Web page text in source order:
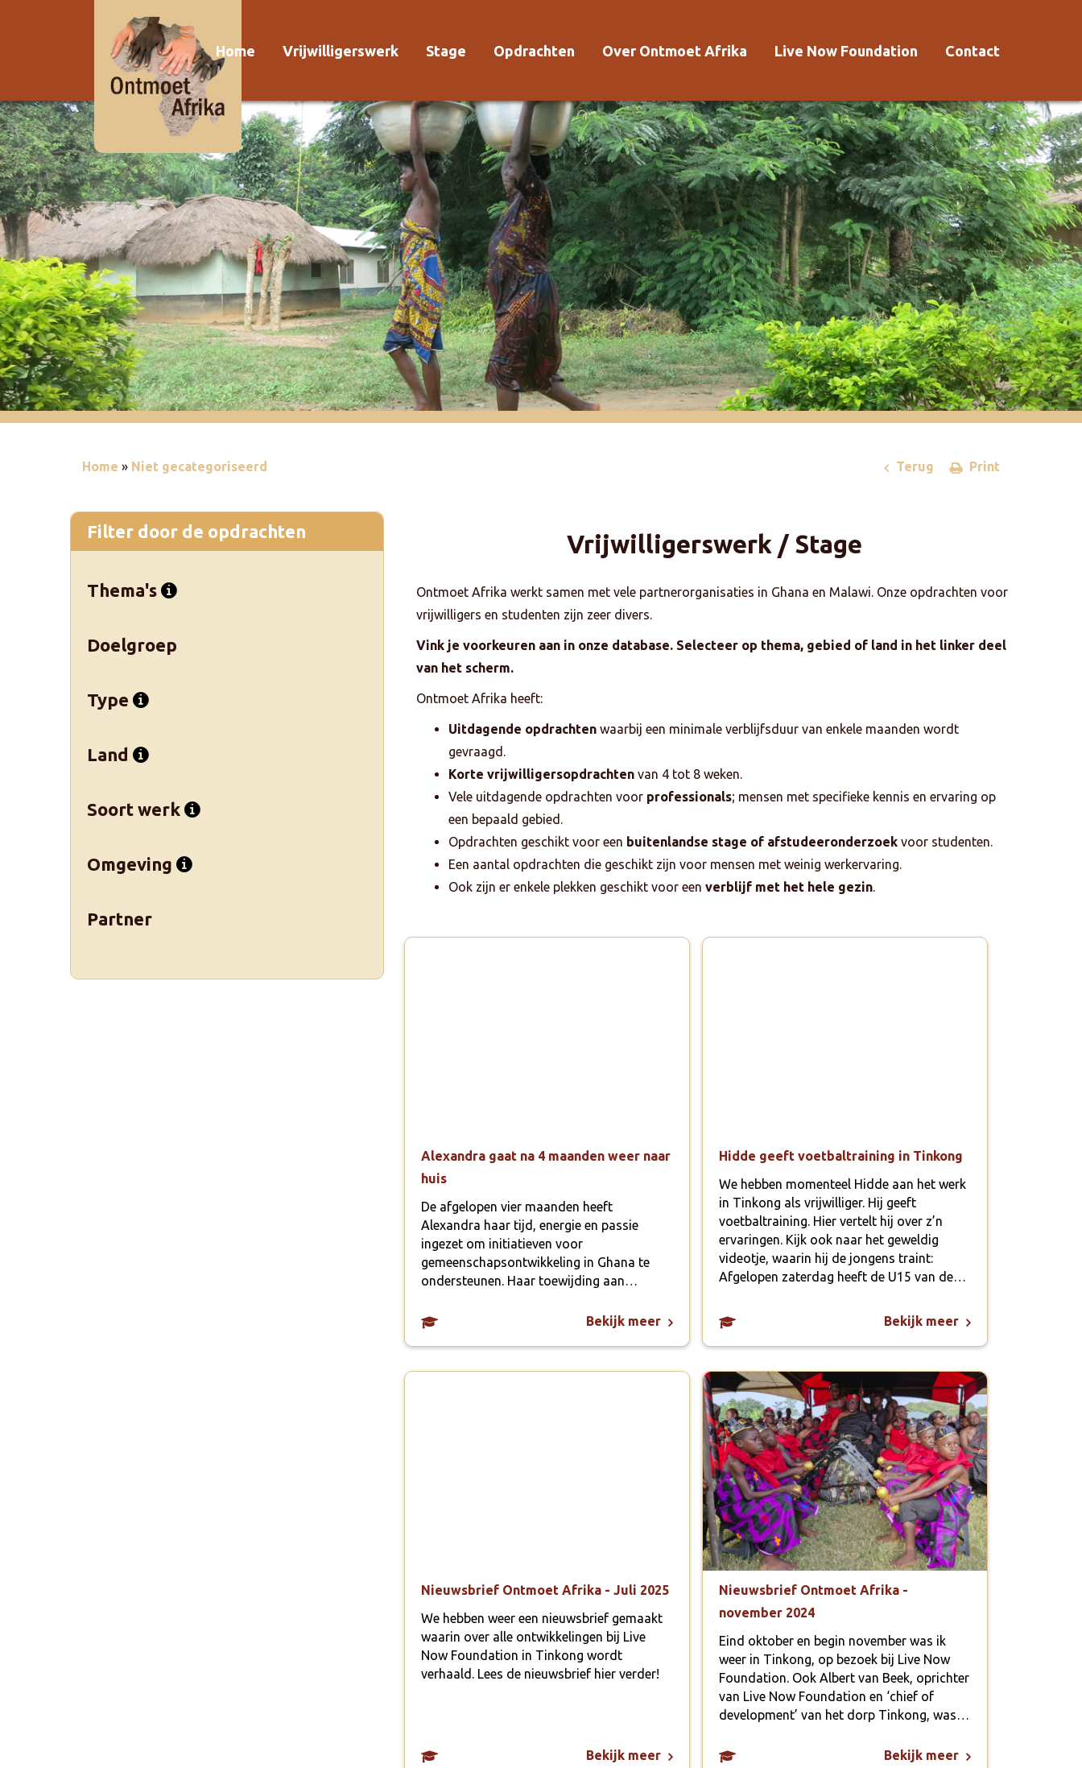
Home Vrijwilligerswerk Stage Opdrachten
Kosten
Over Ontmoet Afrika
Kwaliteitsrichtlijn
Live Now Foundation Contact
Voorwaarden
Home » Niet gecategoriseerd Print
Terug
Filter door de opdrachten
Thema's
Doelgroep
Type
Land
Soort werk
Omgeving
Partner
Vrijwilligerswerk / Stage
Ontmoet Afrika werkt samen met vele partnerorganisaties in Ghana en Malawi. Onze opdrachten voor
vrijwilligers en studenten zijn zeer divers.
Vink je voorkeuren aan in onze database. Selecteer op thema, gebied of land in het linker deel
van het scherm.
Ontmoet Afrika heeft:
Uitdagende opdrachten waarbij een minimale verblijfsduur van enkele maanden wordt
gevraagd.
Korte vrijwilligersopdrachten van 4 tot 8 weken.
Vele uitdagende opdrachten voor professionals; mensen met specifieke kennis en ervaring op
een bepaald gebied.
Opdrachten geschikt voor een buitenlandse stage of afstudeeronderzoek voor studenten.
Een aantal opdrachten die geschikt zijn voor mensen met weinig werkervaring.
Ook zijn er enkele plekken geschikt voor een verblijf met het hele gezin.
Alexandra gaat na 4 maanden weer naar
huis
De afgelopen vier maanden heeft
Alexandra haar tijd, energie en passie
ingezet om initiatieven voor
gemeenschapsontwikkeling in Ghana te
ondersteunen. Haar toewijding aan…
Bekijk meer
Hidde geeft voetbaltraining in Tinkong
We hebben momenteel Hidde aan het werk
in Tinkong als vrijwilliger. Hij geeft
voetbaltraining. Hier vertelt hij over z’n
ervaringen. Kijk ook naar het geweldig
videotje, waarin hij de jongens traint:
Afgelopen zaterdag heeft de U15 van de…
Bekijk meer
Nieuwsbrief Ontmoet Afrika - Juli 2025
We hebben weer een nieuwsbrief gemaakt
waarin over alle ontwikkelingen bij Live
Now Foundation in Tinkong wordt
verhaald. Lees de nieuwsbrief hier verder!
Bekijk meer
Nieuwsbrief Ontmoet Afrika -
november 2024
Eind oktober en begin november was ik
weer in Tinkong, op bezoek bij Live Now
Foundation. Ook Albert van Beek, oprichter
van Live Now Foundation en ‘chief of
development’ van het dorp Tinkong, was…
Bekijk meer